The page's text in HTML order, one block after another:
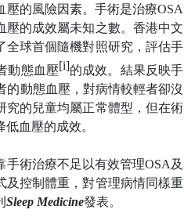
壓的風險因素。手術是治療OSA
壓的成效屬未知之數。香港中文
全球首個隨機對照研究，評估手
動態血壓[i]的成效。結果反映手
的動態血壓，對病情較輕者卻沒
究的兒童均屬正常體型，但在術
血壓的成效。
手術治療不足以有效管理OSA 及
及控制體重，對管理病情同樣重
Sleep Medicine發表。